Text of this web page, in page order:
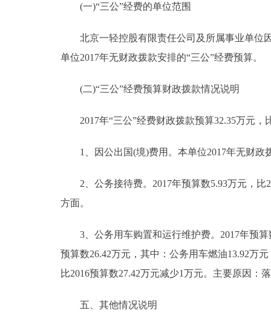
(一)“三公”经费的单位范围
北京一轻控股有限责任公司及所属事业单位因
单位2017年无财政拨款安排的“三公”经费预算。
(二)“三公”经费预算财政拨款情况说明
2017年“三公”经费财政拨款预算32.35万元，
1、因公出国(境)费用。本单位2017年无财政
2、公务接待费。2017年预算数5.93万元，比
方面。
3、公务用车购置和运行维护费。2017年预算
预算数26.42万元，其中：公务用车燃油13.92万
比2016预算数27.42万元减少1万元。主要原因：
五、其他情况说明